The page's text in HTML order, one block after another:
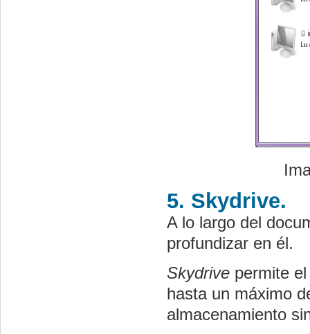
5. Skydrive.
A lo largo del
profundizar en él.
Skydrive permite
hasta un máximo
almacenamiento